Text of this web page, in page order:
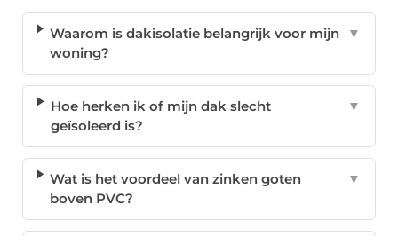
Waarom is dakisolatie belangrijk voor mijn
woning?
▼
Hoe herken ik of mijn dak slecht
geïsoleerd is?
▼
Wat is het voordeel van zinken goten
boven PVC?
▼